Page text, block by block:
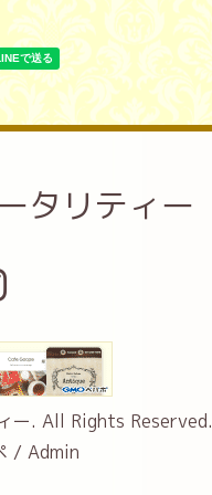
タリティー
ー. All Rights Reserved.
/ Admin